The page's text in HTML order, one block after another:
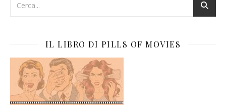
IL LIBRO DI PILLS OF MOVIES